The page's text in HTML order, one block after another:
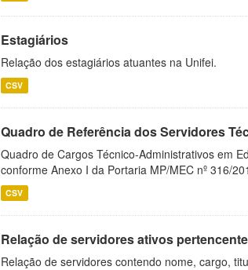
Estagiários
Relação dos estagiários atuantes na Unifei.
CSV
Quadro de Referência dos Servidores
Quadro de Cargos Técnico-Administrativos em
conforme Anexo I da Portaria MP/MEC nº 316/
CSV
Relação de servidores ativos
Relação de servidores contendo nome, cargo,